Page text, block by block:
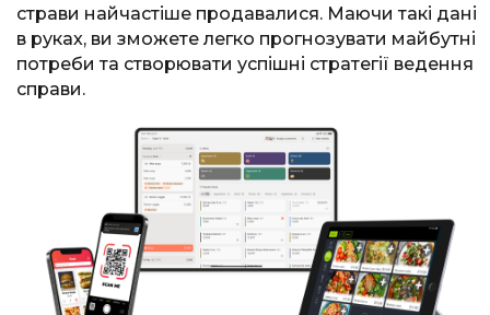
страви найчастіше продавалися. Маючи такі дані
в руках, ви зможете легко прогнозувати майбутні
потреби та створювати успішні стратегії ведення
справи.